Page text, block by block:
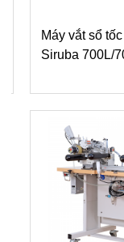
Máy vắt sổ tốc
Siruba 700L/